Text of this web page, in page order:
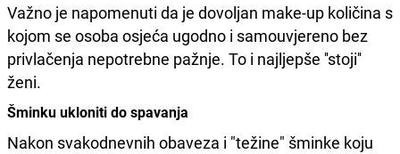
Važno je napomenuti da je dovoljan make-up količina s
kojom se osoba osjeća ugodno i samouvjereno bez
privlačenja nepotrebne pažnje. To i najljepše ''stoji''
ženi.
Šminku ukloniti do spavanja
Nakon svakodnevnih obaveza i "težine" šminke koju